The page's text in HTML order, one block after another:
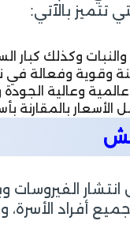
تتميز بالآتي:
وكذلك كبار
وقوية وفعالة في
عالمية وعالية
بالمقارنة
انتشار
أفراد الأسرة،